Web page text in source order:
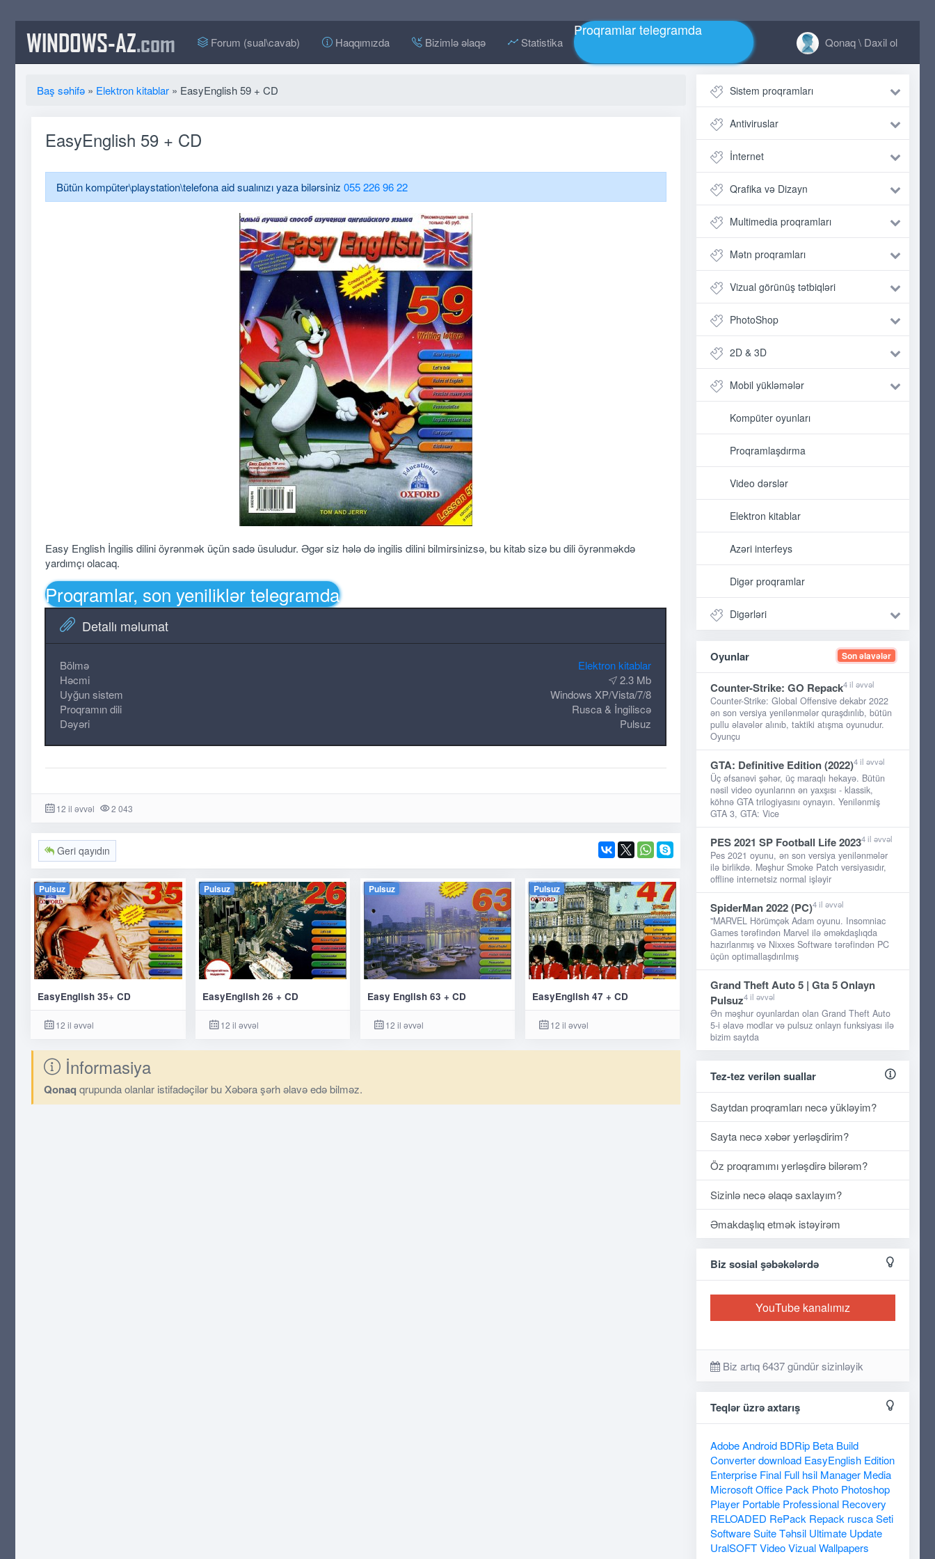
WINDOWS-AZ.com Forum (sual\cavab) Haqqımızda Bizimlə əlaqə Statistika
Proqramlar telegramda
Qonaq \ Daxil ol
Baş səhifə » Elektron kitablar » EasyEnglish 59 + CD
EasyEnglish 59 + CD
Bütün kompüter\playstation\telefona aid sualınızı yaza bilərsiniz 055 226 96 22
Easy English İngilis dilini öyrənmək üçün sadə üsuludur. Əgər siz hələ də ingilis dilini bilmirsinizsə, bu kitab sizə bu dili öyrənməkdə
yardımçı olacaq.
Proqramlar, son yeniliklər telegramda
Detallı məlumat
Bölmə
Elektron kitablar
Həcmi
2.3 Mb
Uyğun sistem
Windows XP/Vista/7/8
Proqramın dili
Rusca & İngiliscə
Dəyəri
Pulsuz
12 il əvvəl 2 043
Geri qayıdın
Pulsuz
EasyEnglish 35+ CD
12 il əvvəl
Pulsuz
EasyEnglish 26 + CD
12 il əvvəl
Pulsuz
Easy English 63 + CD
12 il əvvəl
Pulsuz
EasyEnglish 47 + CD
12 il əvvəl
İnformasiya
Qonaq qrupunda olanlar istifadəçilər bu Xəbəra şərh əlavə edə bilməz.
Sistem proqramları
Antiviruslar
İnternet
Qrafika və Dizayn
Multimedia proqramları
Mətn proqramları
Vizual görünüş tətbiqləri
PhotoShop
2D & 3D
Mobil yükləmələr
Kompüter oyunları
Proqramlaşdırma
Video dərslər
Elektron kitablar
Azəri interfeys
Digər proqramlar
Digərləri
Oyunlar Son əlavələr
Counter-Strike: GO Repack4 il əvvəl
Counter-Strike: Global Offensive dekabr 2022
ən son versiya yenilənmələr quraşdırılıb, bütün
pullu əlavələr alınıb, taktiki atışma oyunudur.
Oyunçu
GTA: Definitive Edition (2022)4 il əvvəl
Üç əfsanəvi şəhər, üç maraqlı hekayə. Bütün
nəsil video oyunlarınn ən yaxşısı - klassik,
köhnə GTA trilogiyasını oynayın. Yenilənmiş
GTA 3, GTA: Vice
PES 2021 SP Football Life 20234 il əvvəl
Pes 2021 oyunu, ən son versiya yenilənmələr
ilə birlikdə. Məşhur Smoke Patch versiyasıdır,
offline internetsiz normal işləyir
SpiderMan 2022 (PC)4 il əvvəl
"MARVEL Hörümçək Adam oyunu. Insomniac
Games tərəfindən Marvel ilə əməkdaşlıqda
hazırlanmış və Nixxes Software tərəfindən PC
üçün optimallaşdırılmış
Grand Theft Auto 5 | Gta 5 Onlayn
Pulsuz4 il əvvəl
Ən məşhur oyunlardan olan Grand Theft Auto
5-i əlavə modlar və pulsuz onlayn funksiyası ilə
bizim saytda
Tez-tez verilən suallar
Saytdan proqramları necə yükləyim?
Sayta necə xəbər yerləşdirim?
Öz proqramımı yerləşdirə bilərəm?
Sizinlə necə əlaqə saxlayım?
Əmakdaşlıq etmək istəyirəm
Biz sosial şəbəkələrdə
YouTube kanalımız
Biz artıq 6437 gündür sizinləyik
Teqlər üzrə axtarış
Adobe Android BDRip Beta Build
Converter download EasyEnglish Edition
Enterprise Final Full hsil Manager Media
Microsoft Office Pack Photo Photoshop
Player Portable Professional Recovery
RELOADED RePack Repack rusca Seti
Software Suite Təhsil Ultimate Update
UralSOFT Video Vizual Wallpapers